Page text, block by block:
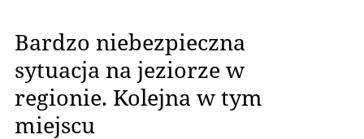
Bardzo niebezpieczna
sytuacja na jeziorze w
regionie. Kolejna w tym
miejscu